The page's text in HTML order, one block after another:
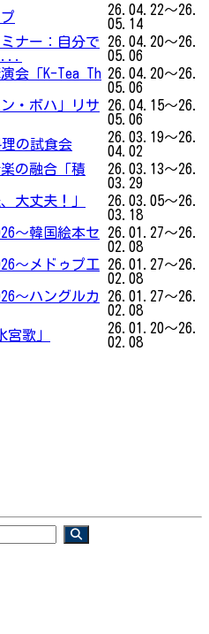
26.04.22～26.
05.14
ナー：自分で
...
26.04.20～26.
05.06
会「K-Tea Th 26.04.20～26.
05.06
・ボハ」リサ
26.04.15～26.
05.06
理の試食会
26.03.19～26.
04.02
の融合「積
26.03.13～26.
03.29
大丈夫！」
26.03.05～26.
03.18
〜韓国絵本セ
26.01.27～26.
02.08
〜メドゥプ工
26.01.27～26.
02.08
〜ハングルカ
26.01.27～26.
02.08
歌」
26.01.20～26.
02.08